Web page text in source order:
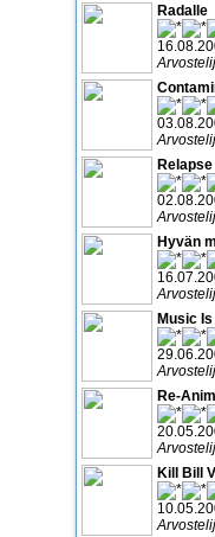
Radalle
Relapse
Hyvän
Music
Re-
Kill Bill